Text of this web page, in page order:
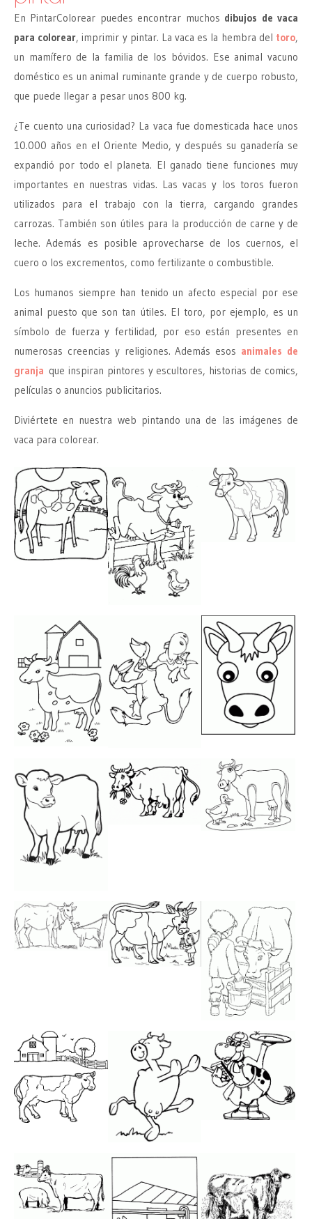
En PintarColorear puedes encontrar muchos dibujos de vaca
para colorear, imprimir y pintar. La vaca es la hembra del toro,
un mamífero de la familia de los bóvidos. Ese animal vacuno
doméstico es un animal ruminante grande y de cuerpo robusto,
que puede llegar a pesar unos 800 kg.
¿Te cuento una curiosidad? La vaca fue domesticada hace unos
10.000 años en el Oriente Medio, y después su ganadería se
expandió por todo el planeta. El ganado tiene funciones muy
importantes en nuestras vidas. Las vacas y los toros fueron
utilizados para el trabajo con la tierra, cargando grandes
carrozas. También son útiles para la producción de carne y de
leche. Además es posible aprovecharse de los cuernos, el
cuero o los excrementos, como fertilizante o combustible.
Los humanos siempre han tenido un afecto especial por ese
animal puesto que son tan útiles. El toro, por ejemplo, es un
símbolo de fuerza y fertilidad, por eso están presentes en
numerosas creencias y religiones. Además esos animales de
granja que inspiran pintores y escultores, historias de comics,
películas o anuncios publicitarios.
Diviértete en nuestra web pintando una de las imágenes de
vaca para colorear.